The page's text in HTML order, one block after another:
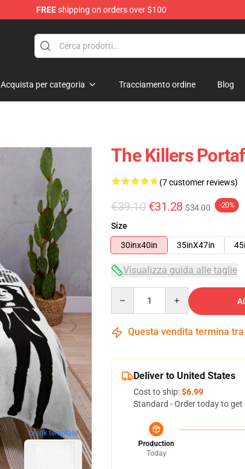
FREEshipping on orders over $100
Acquista per categoria Tracciamento ordine Blog
blank template
The Killers
(7 customer reviews)
€39.10 €31.28 $34.00 -20%
Size
30inx40in
35inX47in
Visualizza guida alle taglie
Questa vendita termina tra
Deliver to United States
Cost to ship:$6.99
Standard - Order today to get
Production
Today